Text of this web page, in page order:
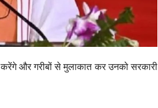
करेंगे और गरीबों से मुलाकात कर उनको सरकारी